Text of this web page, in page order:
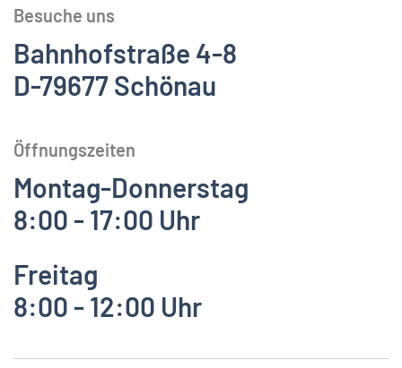
Besuche uns
Bahnhofstraße 4-8
D-79677 Schönau
Öffnungszeiten
Montag-Donnerstag
8:00 - 17:00 Uhr
Freitag
8:00 - 12:00 Uhr